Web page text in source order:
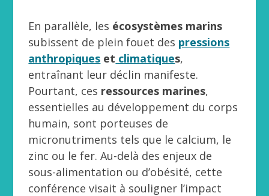
En parallèle, les écosystèmes marins
subissent de plein fouet des pressions
anthropiques et climatiques,
entraînant leur déclin manifeste.
Pourtant, ces ressources marines,
essentielles au développement du corps
humain, sont porteuses de
micronutriments tels que le calcium, le
zinc ou le fer. Au-delà des enjeux de
sous-alimentation ou d’obésité, cette
conférence visait à souligner l’impact